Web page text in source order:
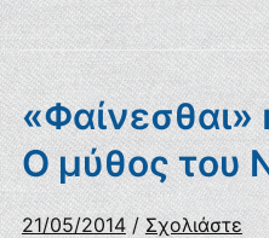
«Φαίνεσθαι»
Ο μύθος του
21/05/2014 / Σχολιάστε